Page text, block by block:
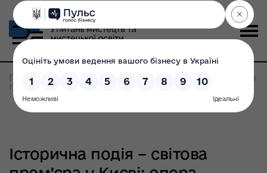
Головна Всі новини >
Історична подія - світова
прем'єра у Києві: опера «Матері Херсона»
Історична подія – світова